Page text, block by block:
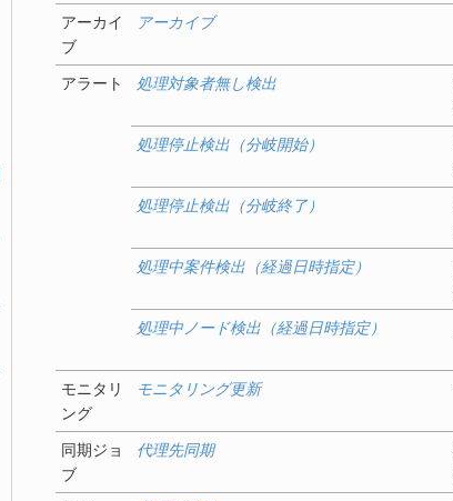
アーカイ
ブ
アーカイブ
アラート 処理対象者無し検出
処理停止検出（分岐開始）
処理停止検出（分岐終了）
処理中案件検出（経過日時指定）
処理中ノード検出（経過日時指定）
モニタリ
ング
モニタリング更新
同期ジョ
ブ
代理先同期